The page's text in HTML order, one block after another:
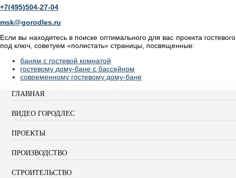
+7(495)504-27-04
msk@gorodles.ru
Если вы находитесь в поиске оптимального для вас проекта гостевого
под ключ, советуем «полистать» страницы, посвященные:
баням с гостевой комнатой
гостевому дому-бане с бассейном
современному гостевому дому-бане
ГЛАВНАЯ
ВИДЕО ГОРОДЛЕС
ПРОЕКТЫ
ПРОИЗВОДСТВО
СТРОИТЕЛЬСТВО